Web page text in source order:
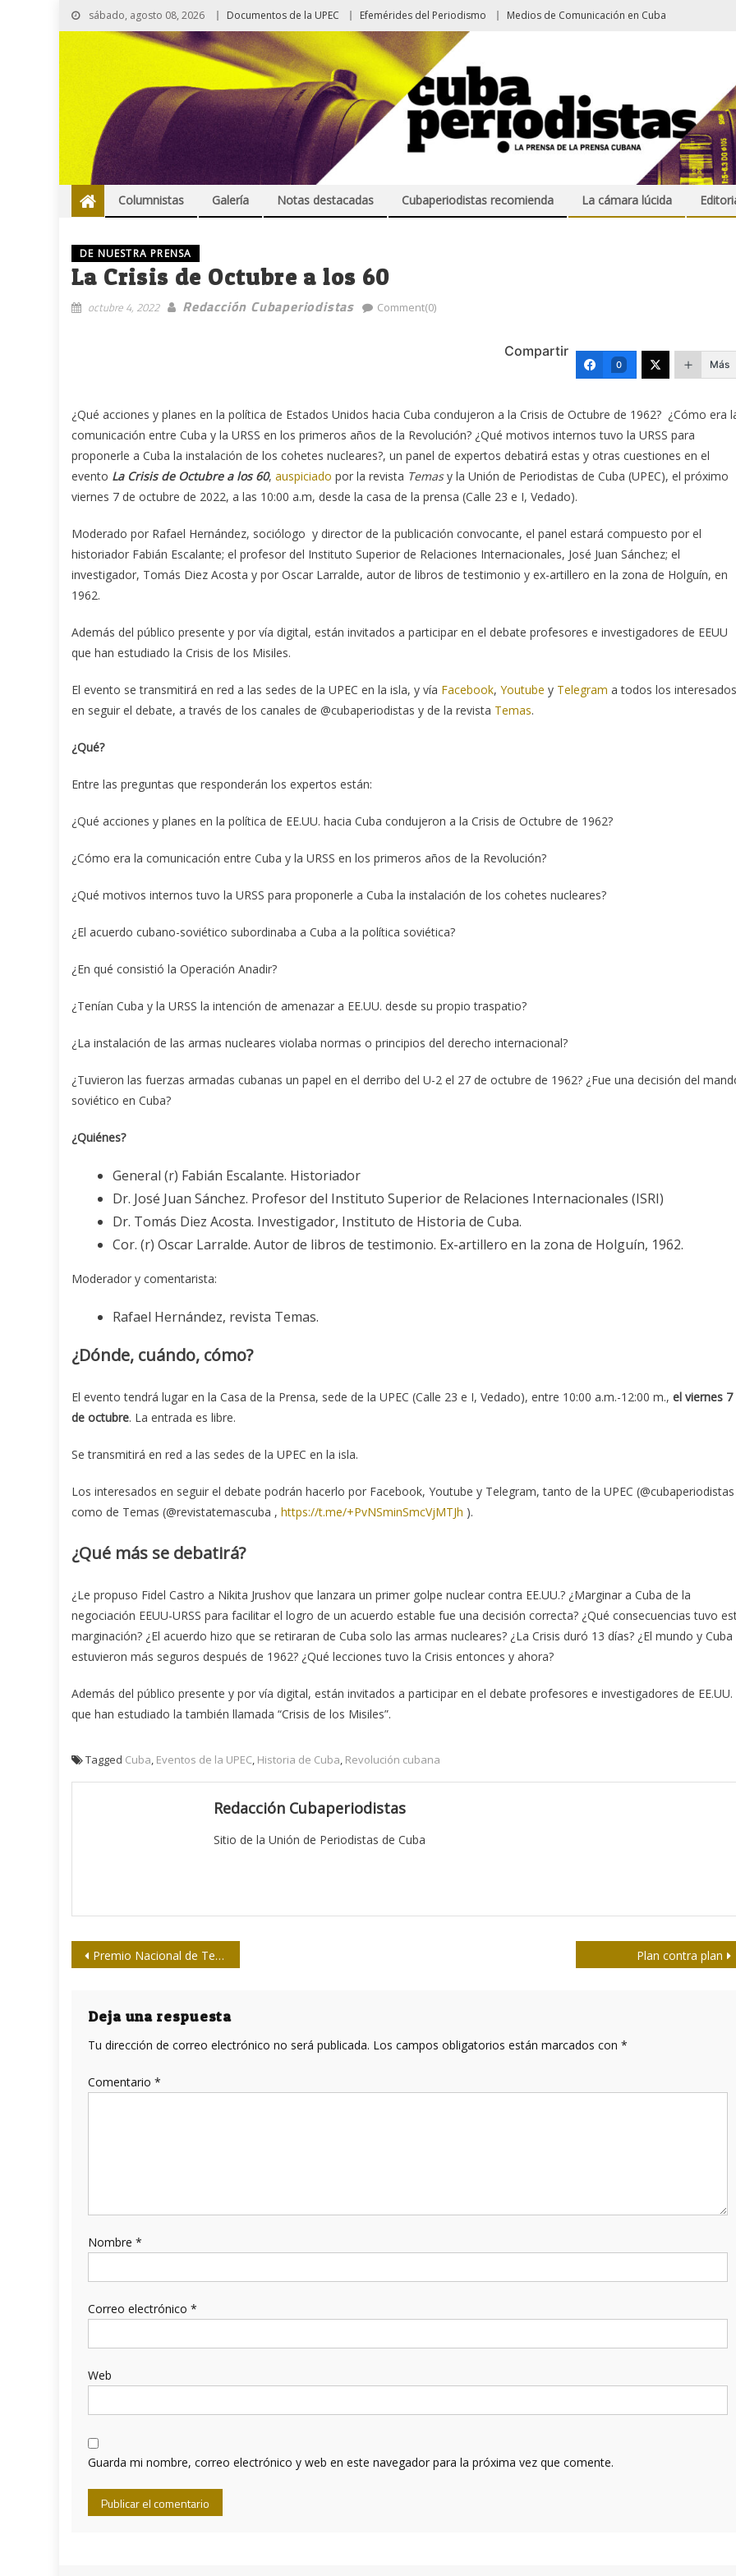
sábado, agosto 08, 2026 Documentos de la UPEC Efemérides del Periodismo Medios de Comunicación en Cuba
Columnistas Galería Notas destacadas Cubaperiodistas recomienda La cámara lúcida
DE NUESTRA PRENSA
La Crisis de Octubre a los 60
octubre 4, 2022 Redacción Cubaperiodistas Comment(0)
Compartir
0 Más
¿Qué acciones y planes en la política de Estados Unidos hacia Cuba condujeron a la Crisis de Octubre de 1962? ¿Cómo era
comunicación entre Cuba y la URSS en los primeros años de la Revolución? ¿Qué motivos internos tuvo la URSS para
proponerle a Cuba la instalación de los cohetes nucleares?, un panel de expertos debatirá estas y otras cuestiones en el
evento La Crisis de Octubre a los 60, auspiciado por la revista Temasy la Unión de Periodistas de Cuba (UPEC), el próximo
viernes 7 de octubre de 2022, a las 10:00 a.m, desde la casa de la prensa (Calle 23 e I, Vedado).
Moderado por Rafael Hernández, sociólogo y director de la publicación convocante, el panel estará compuesto por el
historiador Fabián Escalante; el profesor del Instituto Superior de Relaciones Internacionales, José Juan Sánchez; el
investigador, Tomás Diez Acosta y por Oscar Larralde, autor de libros de testimonio y ex-artillero en la zona de Holguín, en
1962.
Además del público presente y por vía digital, están invitados a participar en el debate profesores e investigadores de EEUU
que han estudiado la Crisis de los Misiles.
El evento se transmitirá en red a las sedes de la UPEC en la isla, y vía Facebook, Youtube y Telegram a todos los interesados
en seguir el debate, a través de los canales de @cubaperiodistas y de la revista Temas.
¿Qué?
Entre las preguntas que responderán los expertos están:
¿Qué acciones y planes en la política de EE.UU. hacia Cuba condujeron a la Crisis de Octubre de 1962?
¿Cómo era la comunicación entre Cuba y la URSS en los primeros años de la Revolución?
¿Qué motivos internos tuvo la URSS para proponerle a Cuba la instalación de los cohetes nucleares?
¿El acuerdo cubano-soviético subordinaba a Cuba a la política soviética?
¿En qué consistió la Operación Anadir?
¿Tenían Cuba y la URSS la intención de amenazar a EE.UU. desde su propio traspatio?
¿La instalación de las armas nucleares violaba normas o principios del derecho internacional?
¿Tuvieron las fuerzas armadas cubanas un papel en el derribo del U-2 el 27 de octubre de 1962? ¿Fue una decisión del
soviético en Cuba?
¿Quiénes?
General (r) Fabián Escalante. Historiador
Dr. José Juan Sánchez. Profesor del Instituto Superior de Relaciones Internacionales (ISRI)
Dr. Tomás Diez Acosta. Investigador, Instituto de Historia de Cuba.
Cor. (r) Oscar Larralde. Autor de libros de testimonio. Ex-artillero en la zona de Holguín, 1962.
Moderador y comentarista:
Rafael Hernández, revista Temas.
¿Dónde, cuándo, cómo?
El evento tendrá lugar en la Casa de la Prensa, sede de la UPEC (Calle 23 e I, Vedado), entre 10:00 a.m.-12:00 m., el viernes 7
de octubre. La entrada es libre.
Se transmitirá en red a las sedes de la UPEC en la isla.
Los interesados en seguir el debate podrán hacerlo por Facebook, Youtube y Telegram, tanto de la UPEC
como de Temas (@revistatemascuba , https://t.me/+PvNSminSmcVjMTJh ).
¿Qué más se debatirá?
¿Le propuso Fidel Castro a Nikita Jrushov que lanzara un primer golpe nuclear contra EE.UU.? ¿Marginar a Cuba de la
negociación EEUU-URSS para facilitar el logro de un acuerdo estable fue una decisión correcta? ¿Qué consecuencias tuvo
marginación? ¿El acuerdo hizo que se retiraran de Cuba solo las armas nucleares? ¿La Crisis duró 13 días? ¿El mundo y Cuba
estuvieron más seguros después de 1962? ¿Qué lecciones tuvo la Crisis entonces y ahora?
Además del público presente y por vía digital, están invitados a participar en el debate profesores e investigadores de EE.UU.
que han estudiado la también llamada “Crisis de los Misiles”.
Tagged Cuba, Eventos de la UPEC, Historia de Cuba, Revolución cubana
Redacción Cubaperiodistas
Sitio de la Unión de Periodistas de Cuba
Navegación
entradas
Premio Nacional de Televisión 2022 para René Navarro Arbelo Plan contra plan
Deja una respuesta
Tu dirección de correo electrónico no será publicada. Los campos obligatorios están marcados con *
Comentario *
Nombre *
Correo electrónico *
Web
Guarda mi nombre, correo electrónico y web en este navegador para la próxima vez que comente.